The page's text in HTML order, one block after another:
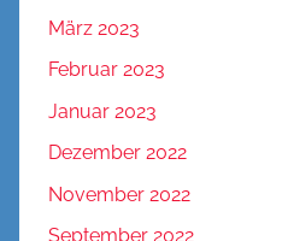
März 2023
Februar 2023
Januar 2023
Dezember 2022
November 2022
September 2022